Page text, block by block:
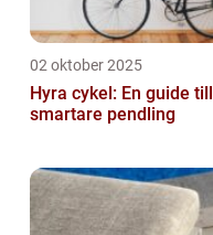
02 oktober 2025
Hyra cykel: En guide till
smartare pendling